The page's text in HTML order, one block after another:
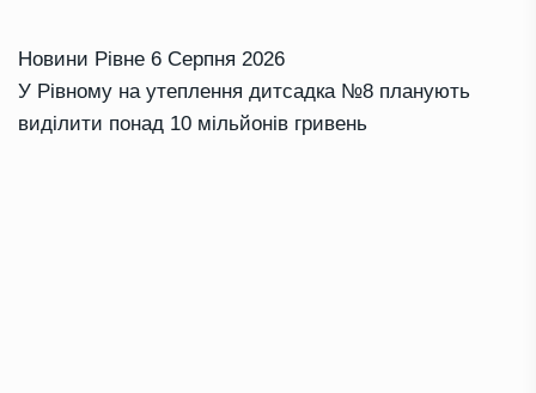
Новини Рівне 6 Серпня 2026
У Рівному на утеплення дитсадка №8 планують
виділити понад 10 мільйонів гривень